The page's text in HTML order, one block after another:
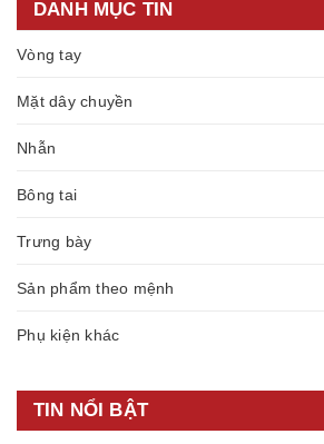
DANH MỤC TIN
Vòng tay
Mặt dây chuyền
Nhẫn
Bông tai
Trưng bày
Sản phẩm theo mệnh
Phụ kiện khác
TIN NỔI BẬT